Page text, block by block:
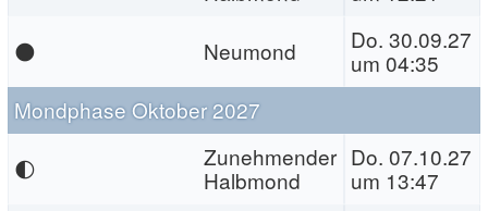
🌑
Neumond
Do. 30.09.27
um 04:35
Mondphase Oktober 2027
🌓
Zunehmender
Halbmond
Do. 07.10.27
um 13:47